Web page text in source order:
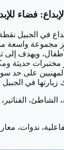
في الجبيل نقطة
مجموعة واسعة من
ويهدف إلى
مختبرات حديثة
على حد
زيارتها في
ندوات،